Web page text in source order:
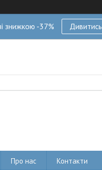
знижкою -37% Дивитись
Про нас Контакти